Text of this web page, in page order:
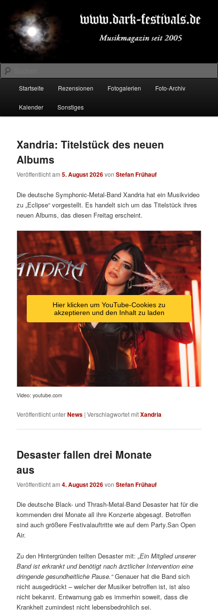
primären
Inhalt
springen
sekundären
Inhalt
springenDARK-FESTIVALS.DE
Suchen
Startseite Rezensionen Fotogalerien Foto-Archiv
Kalender Sonstiges
Xandria: Titelstück des neuen
Albums
Veröffentlicht am5. August 2026vonStefan Frühauf
Die deutsche Symphonic-Metal-Band Xandria hat ein Musikvideo
zu „Eclipse“ vorgestellt. Es handelt sich um das Titelstück ihres
neuen Albums, das diesen Freitag erscheint.
Hier klicken um YouTube-Cookies zu
akzeptieren und den Inhalt zu laden
Video: youtube.com
Veröffentlicht unterNews |Verschlagwortet mitXandria
Desaster fallen drei Monate
aus
Veröffentlicht am4. August 2026vonStefan Frühauf
Die deutsche Black- und Thrash-Metal-Band Desaster hat für die
kommenden drei Monate all ihre Konzerte abgesagt. Betroffen
sind auch größere Festivalauftritte wie auf dem Party.San Open
Air.
Zu den Hintergründen teilten Desaster mit:„Ein Mitglied unserer
Band ist erkrankt und benötigt nach ärztlicher Intervention eine
dringende gesundheitliche Pause.“Genauer hat die Band sich
nicht ausgedrückt – welcher der Musiker betroffen ist, ist also
nicht bekannt. Entwarnung gab es immerhin soweit, dass die
Krankheit zumindest nicht lebensbedrohlich sei.